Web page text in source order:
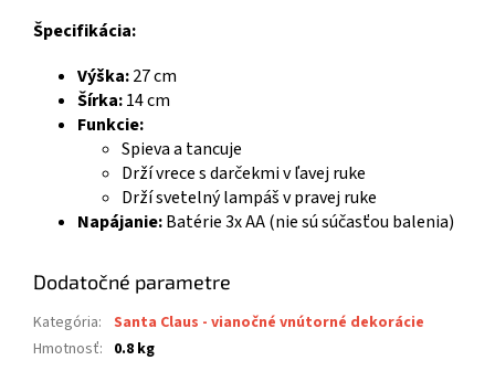
Špecifikácia:
Výška:27 cm
Šírka:14 cm
Funkcie:
Spieva a tancuje
Drží vrece s darčekmi v ľavej ruke
Drží svetelný lampáš v pravej ruke
Napájanie:Batérie 3x AA (nie sú súčasťou balenia)
Dodatočné parametre
Kategória: Santa Claus - vianočné vnútorné dekorácie
Hmotnosť: 0.8 kg